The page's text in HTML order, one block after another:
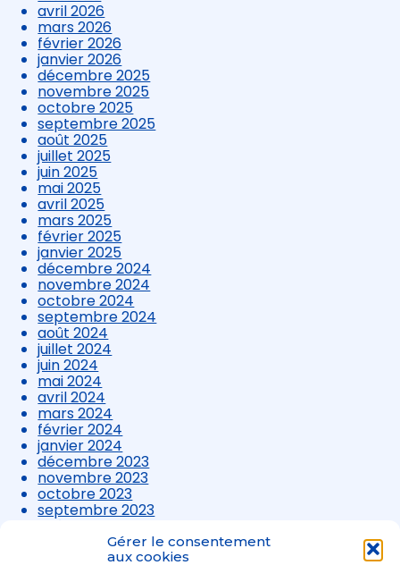
Gérer le consentement
aux cookies
avril 2026
mars 2026
février 2026
janvier 2026
décembre 2025
novembre 2025
octobre 2025
septembre 2025
août 2025
juillet 2025
juin 2025
mai 2025
avril 2025
mars 2025
février 2025
janvier 2025
décembre 2024
novembre 2024
octobre 2024
septembre 2024
août 2024
juillet 2024
juin 2024
mai 2024
avril 2024
mars 2024
février 2024
janvier 2024
décembre 2023
novembre 2023
octobre 2023
septembre 2023
août 2023
juillet 2023